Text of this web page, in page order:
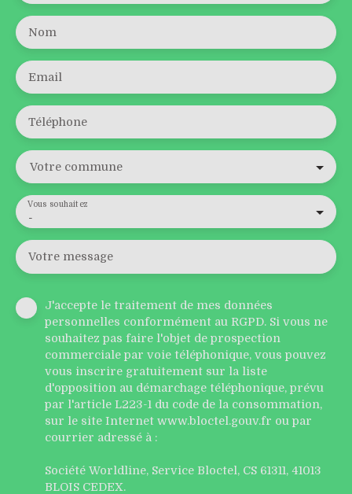
Nom
Email
Téléphone
Votre commune
-
Vous souhaitez
Votre message
J'accepte le traitement de mes données
personnelles conformément au RGPD. Si vous ne
souhaitez pas faire l'objet de prospection
commerciale par voie téléphonique, vous pouvez
vous inscrire gratuitement sur la liste
d'opposition au démarchage téléphonique, prévu
par l'article L223-1 du code de la consommation,
sur le site Internet www.bloctel.gouv.fr ou par
courrier adressé à :
Société Worldline, Service Bloctel, CS 61311, 41013
BLOIS CEDEX.